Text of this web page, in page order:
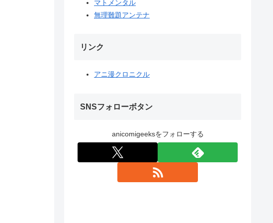
マトメンタル
無理難題アンテナ
リンク
アニ漫クロニクル
SNSフォローボタン
anicomigeeksをフォローする